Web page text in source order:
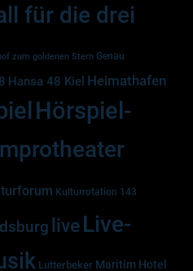
für die drei
zum goldenen Stern Genau
Hansa 48 Kiel Heimathafen
Hörspiel-
Kulturrotation 143
liveLive-
Lutterbeker Maritim Hotel